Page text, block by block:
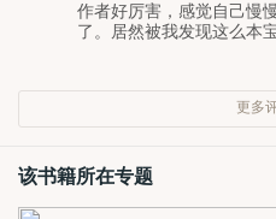
作者好厉害，感觉自己慢
了。居然被我发现这么本
更多
该书籍所在专题